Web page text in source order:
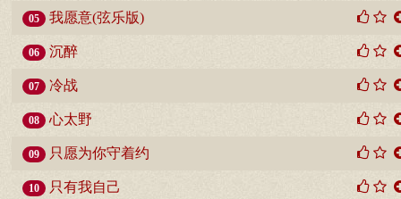
05 我愿意(弦乐版)
06 沉醉
07 冷战
08 心太野
09 只愿为你守着约
10 只有我自己